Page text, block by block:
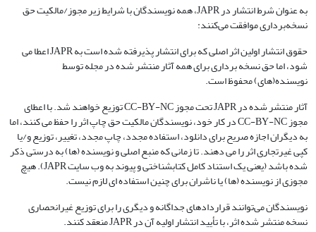
به عنوان شرط انتشار در JAPR، همه نویسندگان با شرایط زیر مجوز/مالکیت حق
نسخه‌برداری موافقت می‌کنند:
حقوق انتشار اولین اثر اصلی که برای انتشار پذیرفته شده است به JAPR اعطا می
شود، اما حق نسخه برداری برای همه آثار منتشر شده در مجله توسط
نویسنده(های) محفوظ است.
آثار منتشر شده در JAPR تحت مجوز CC-BY-NC توزیع خواهند شد. با اعطای
مجوز CC-BY-NC در کار خود، نویسندگان مالکیت حق چاپ اثر را حفظ می کنند، اما
به دیگران اجازه صریح برای دانلود، استفاده مجدد، چاپ مجدد، تغییر، توزیع و/یا
کپی غیرتجاری اثر را می دهند. تا زمانی که منبع اصلی و نویسنده (ها) به درستی ذکر
شده باشد (یعنی یک استناد کامل کتابشناختی و پیوند به وب سایت JAPR). هیچ
مجوزی از نویسنده (ها) یا ناشران برای چنین استفاده ای لازم نیست.
نویسندگان می‌توانند قراردادهای جداگانه و دیگری را برای توزیع غیرانحصاری
نسخه منتشر شده اثر، با تأیید انتشار اولیه آن در JAPR منعقد کنند.